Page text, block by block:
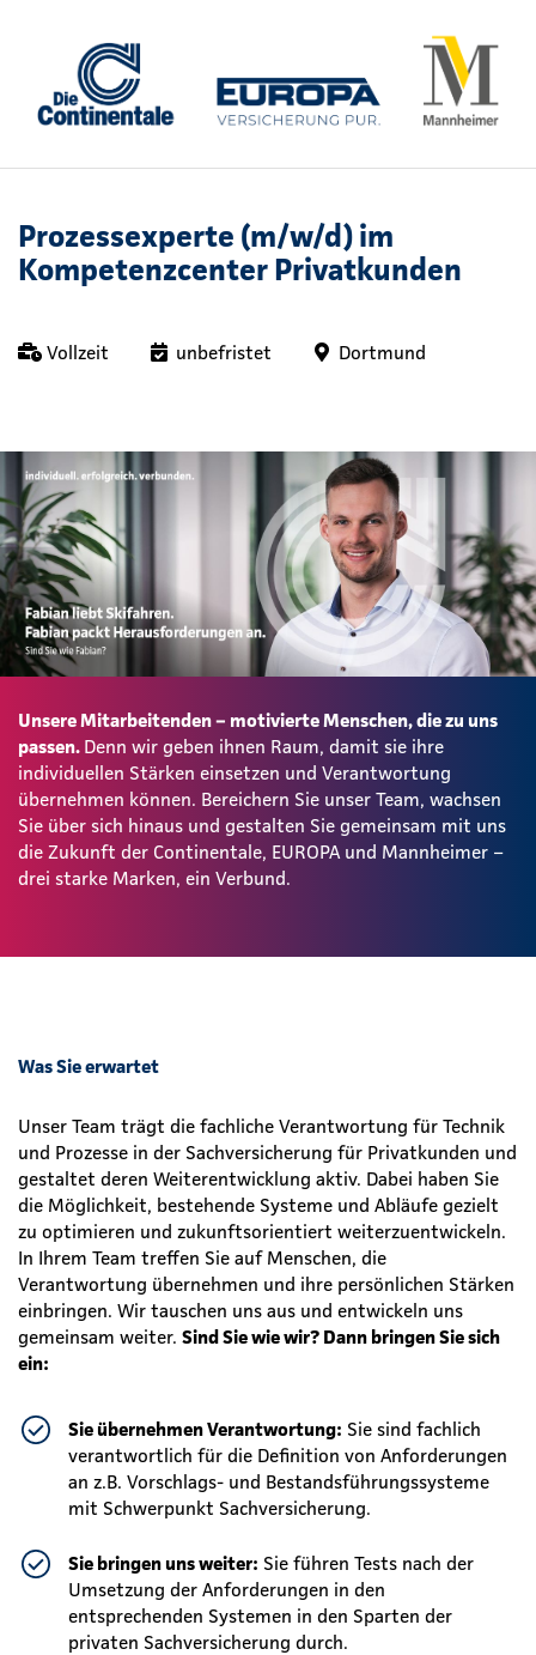
Prozessexperte (m/w/d) im
Kompetenzcenter Privatkunden
Vollzeit unbefristet Dortmund
Unsere Mitarbeitenden – motivierte Menschen, die zu uns
passen. Denn wir geben ihnen Raum, damit sie ihre
individuellen Stärken einsetzen und Verantwortung
übernehmen können. Bereichern Sie unser Team, wachsen
Sie über sich hinaus und gestalten Sie gemeinsam mit uns
die Zukunft der Continentale, EUROPA und Mannheimer –
drei starke Marken, ein Verbund.
Was Sie erwartet
Unser Team trägt die fachliche Verantwortung für Technik
und Prozesse in der Sachversicherung für Privatkunden und
gestaltet deren Weiterentwicklung aktiv. Dabei haben Sie
die Möglichkeit, bestehende Systeme und Abläufe gezielt
zu optimieren und zukunftsorientiert weiterzuentwickeln.
In Ihrem Team treffen Sie auf Menschen, die
Verantwortung übernehmen und ihre persönlichen Stärken
einbringen. Wir tauschen uns aus und entwickeln uns
gemeinsam weiter. Sind Sie wie wir? Dann bringen Sie sich
ein:
Sie übernehmen Verantwortung: Sie sind fachlich
verantwortlich für die Definition von Anforderungen
an z.B. Vorschlags- und Bestandsführungssysteme
mit Schwerpunkt Sachversicherung.
Sie bringen uns weiter: Sie führen Tests nach der
Umsetzung der Anforderungen in den
entsprechenden Systemen in den Sparten der
privaten Sachversicherung durch.